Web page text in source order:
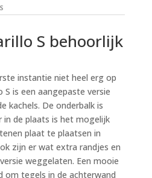
S behoorlijk
instantie niet heel erg op
S is een aangepaste versie
kachels. De onderbalk is
in de plaats is het mogelijk
plaat te plaatsen in
zijn er wat extra randjes en
weggelaten. Een mooie
om tegels in de achterwand